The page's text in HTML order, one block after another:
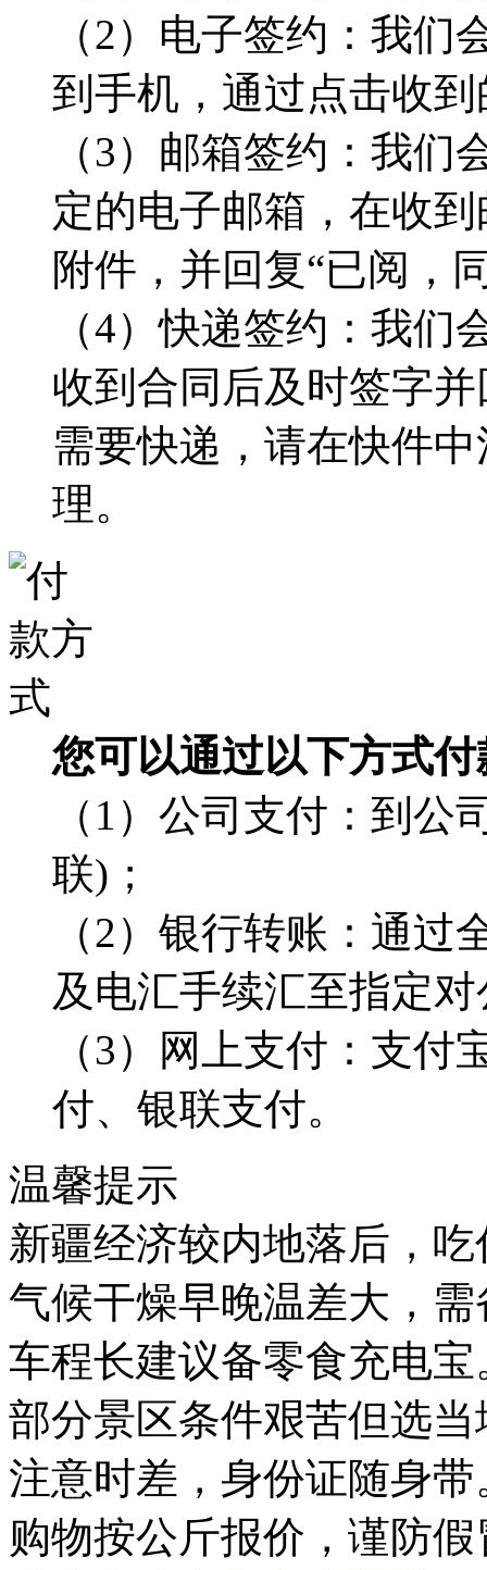
（2）电子签约：我
到手机，通过点击收
（3）邮箱签约：我
定的电子邮箱，在收
附件，并回复“已阅，
（4）快递签约：我
收到合同后及时签字
需要快递，请在快件
理。
您可以通过以下方式付
（1）公司支付：到公
联)；
（2）银行转账：通
及电汇手续汇至指定
（3）网上支付：支
付、银联支付。
温馨提示
新疆经济较内地落后，
气候干燥早晚温差大，
车程长建议备零食充电宝
部分景区条件艰苦但选
注意时差，身份证随身带
购物按公斤报价，谨防假